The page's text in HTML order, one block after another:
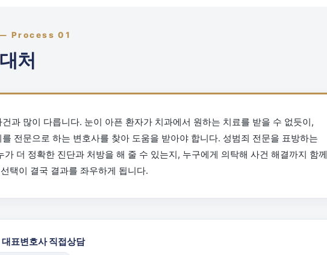
— Process 01
처
과 많이 다릅니다. 눈이 아픈 환자가 치과에서 원하는 치료를 받을 수 없듯이,
전문으로 하는 변호사를 찾아 도움을 받아야 합니다. 성범죄 전문을 표방하는
가 더 정확한 진단과 처방을 해 줄 수 있는지, 누구에게 의탁해 사건 해결까지 함께
택이 결국 결과를 좌우하게 됩니다.
대표변호사 직접상담